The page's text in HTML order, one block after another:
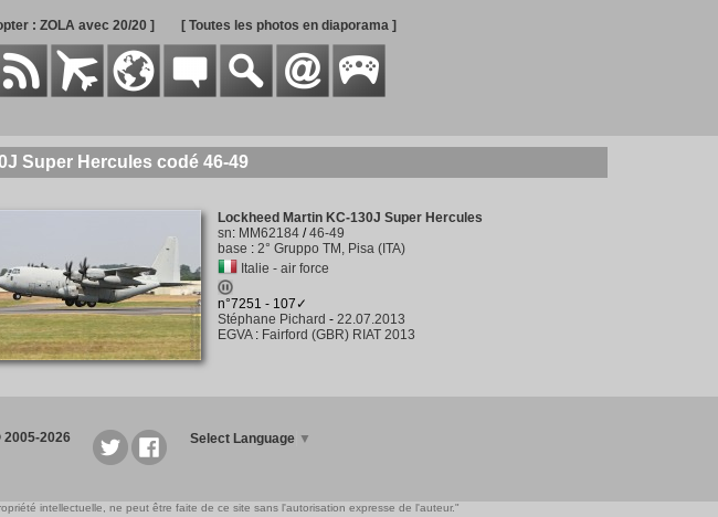
: ZOLA avec 20/20 ] [ Toutes les photos en diaporama ]
Super Hercules codé 46-49
Lockheed Martin KC-130J Super Hercules
sn: MM62184 /46-49
base : 2° Gruppo TM, Pisa (ITA)
Italie - air force
n°7251 - 107✓
Stéphane Pichard - 22.07.2013
EGVA: Fairford (GBR) RIAT 2013
2026 Select Language ▼
intellectuelle, ne peut être faite de ce site sans l'autorisation expresse de l'auteur."